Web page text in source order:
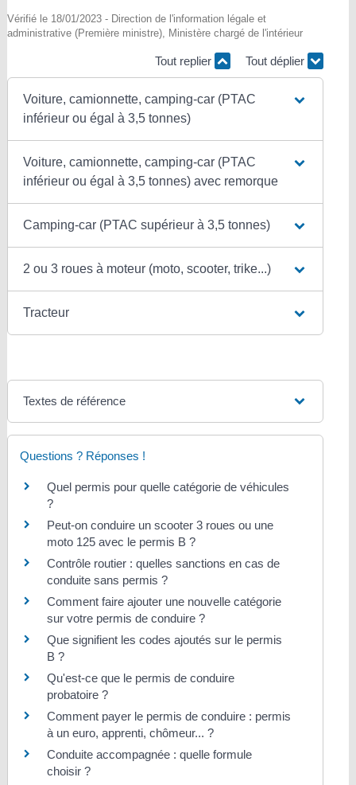
Vérifié le 18/01/2023 - Direction de l'information légale et
administrative (Première ministre), Ministère chargé de l'intérieur
Tout replier Tout déplier
Voiture, camionnette, camping-car (PTAC
inférieur ou égal à 3,5 tonnes)
Voiture, camionnette, camping-car (PTAC
inférieur ou égal à 3,5 tonnes) avec remorque
Camping-car (PTAC supérieur à 3,5 tonnes)
2 ou 3 roues à moteur (moto, scooter, trike...)
Tracteur
Textes de référence
Questions ? Réponses !
Quel permis pour quelle catégorie de véhicules
?
Peut-on conduire un scooter 3 roues ou une
moto 125 avec le permis B ?
Contrôle routier : quelles sanctions en cas de
conduite sans permis ?
Comment faire ajouter une nouvelle catégorie
sur votre permis de conduire ?
Que signifient les codes ajoutés sur le permis
B ?
Qu'est-ce que le permis de conduire
probatoire ?
Comment payer le permis de conduire : permis
à un euro, apprenti, chômeur... ?
Conduite accompagnée : quelle formule
choisir ?